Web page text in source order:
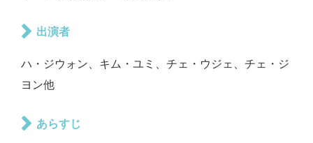
出演者
ハ・ジウォン、キム・ユミ、チェ・ウジェ、チェ・ジ
ヨン他
あらすじ